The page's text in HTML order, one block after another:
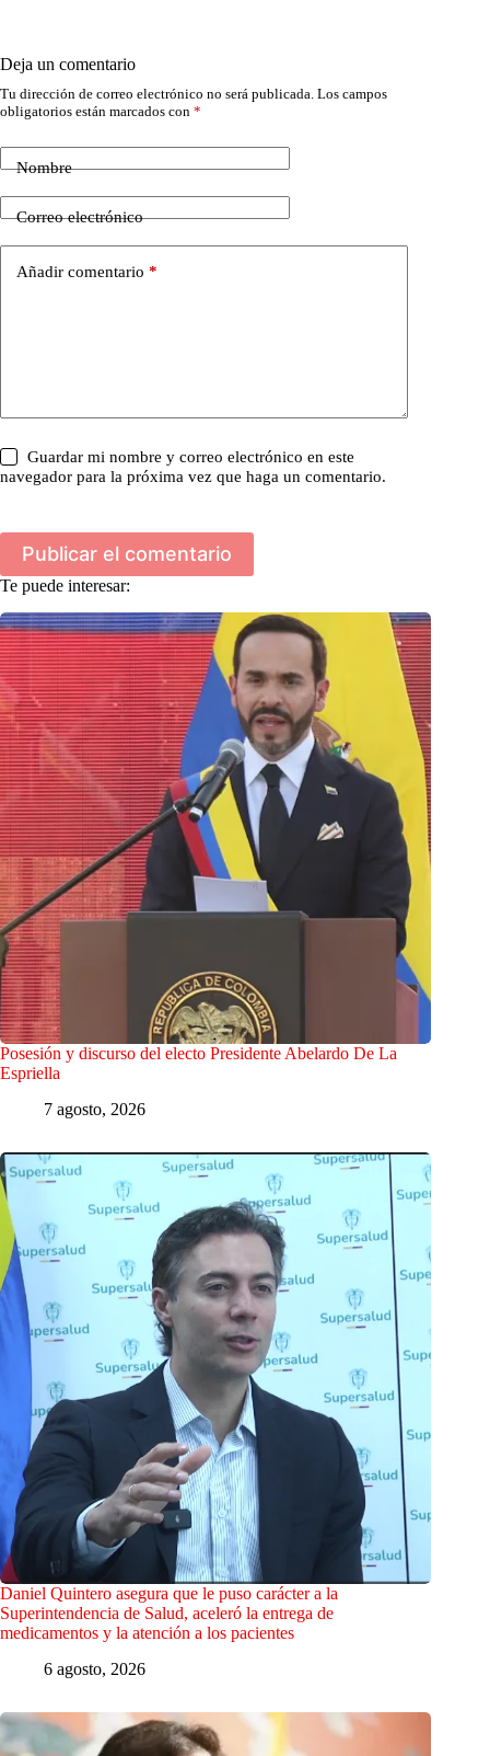
Deja un comentario
Tu dirección de correo electrónico no será publicada. Los campos
obligatorios están marcados con *
Nombre
Correo electrónico
Añadir comentario *
Guardar mi nombre y correo electrónico en este
navegador para la próxima vez que haga un comentario.
Publicar el comentario
Te puede interesar:
Posesión y discurso del electo Presidente Abelardo De La
Espriella
7 agosto, 2026
Daniel Quintero asegura que le puso carácter a la
Superintendencia de Salud, aceleró la entrega de
medicamentos y la atención a los pacientes
6 agosto, 2026